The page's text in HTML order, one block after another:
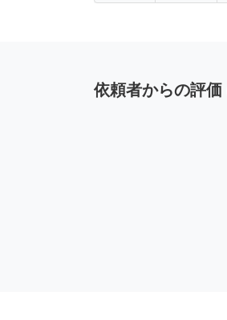
依頼者からの評価